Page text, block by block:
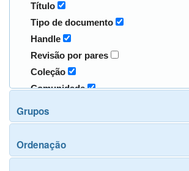
Título
Tipo de documento
Handle
Revisão por pares
Coleção
Comunidade
Grupos
Ordenação